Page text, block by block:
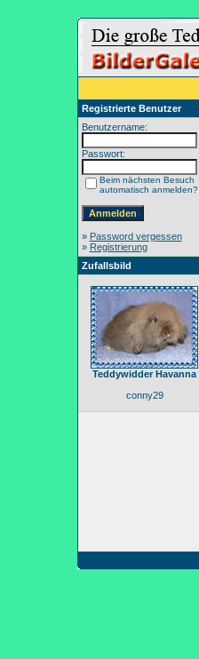
Registrierte Benutzer
Benutzername:
Passwort:
Beim nächsten Besuch
automatisch anmelden?
» Password vergessen
» Registrierung
Zufallsbild
Teddywidder Havanna
conny29